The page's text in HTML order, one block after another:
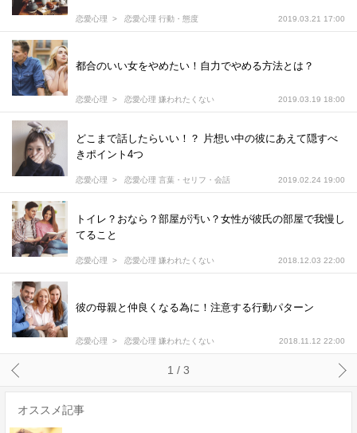
恋愛心理 恋愛心理 行動・態度 2019.03.21 17:00
都合のいい女をやめたい！自力でやめる方法とは？
恋愛心理 恋愛心理 嫌われたくない 2019.03.19 18:00
どこまで話したらいい！？ 片想い中の彼にあえて隠すべ
きポイント4つ
恋愛心理 恋愛心理 言葉・セリフ・会話 2019.02.24 19:00
トイレ？おなら？部屋が汚い？女性が彼氏の部屋で我慢し
てること
恋愛心理 恋愛心理 嫌われたくない 2018.12.03 22:00
彼の母親と仲良くなる為に！注意する行動パターン
恋愛心理 恋愛心理 嫌われたくない 2018.11.12 22:00
1 / 3
オススメ記事